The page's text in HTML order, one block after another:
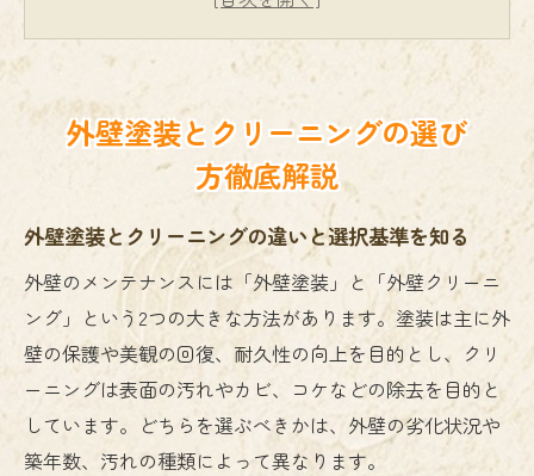
外壁クリーニング業者を選ぶ際の比較ポイ
高圧洗浄やバイオ洗浄の特徴を理解するコ
初めてでも安心できる外壁塗装の判断基準
美観と耐久性を守る外壁塗装のポイント
外壁塗装で美観と耐久性を同時に高める方
法
劣化サインを見逃さない外壁塗装のチェッ
ク法
外壁塗装後に注意したいトラブル事例の対
外壁塗装とクリーニングの選び
方徹底解説
外壁塗装とクリーニングの違いと選択基準を知る
外壁のメンテナンスには「外壁塗装」と「外壁クリーニ
ング」という2つの大きな方法があります。塗装は主に外
壁の保護や美観の回復、耐久性の向上を目的とし、クリ
ーニングは表面の汚れやカビ、コケなどの除去を目的と
しています。どちらを選ぶべきかは、外壁の劣化状況や
築年数、汚れの種類によって異なります。